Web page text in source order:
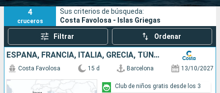
Buscar
4
cruceros
Sus criterios de búsqueda:
Costa Favolosa - Islas Griegas
Filtrar Ordenar
ESPAÑA, FRANCIA, ITALIA, GRECIA, TÚNEZ, ISLAS BALEARES
Costa Favolosa 15 d Barcelona 13/10/2027
Club de niños gratis desde los 3